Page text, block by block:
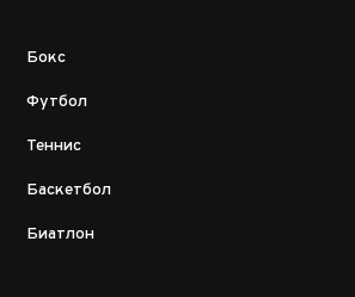
Бокс
Футбол
Теннис
Баскетбол
Биатлон